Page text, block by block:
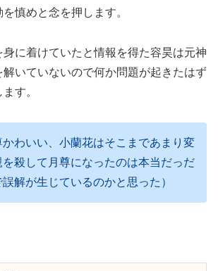
慎めと念を押します。
に着けていたと情報を得た容昊は元神
解いていないので何か問題が起きたはず
す。
かわいい、小蘭花はそこまであまり変
殺して月尊になったのは本当だっだ
解が生じているのかと思った）